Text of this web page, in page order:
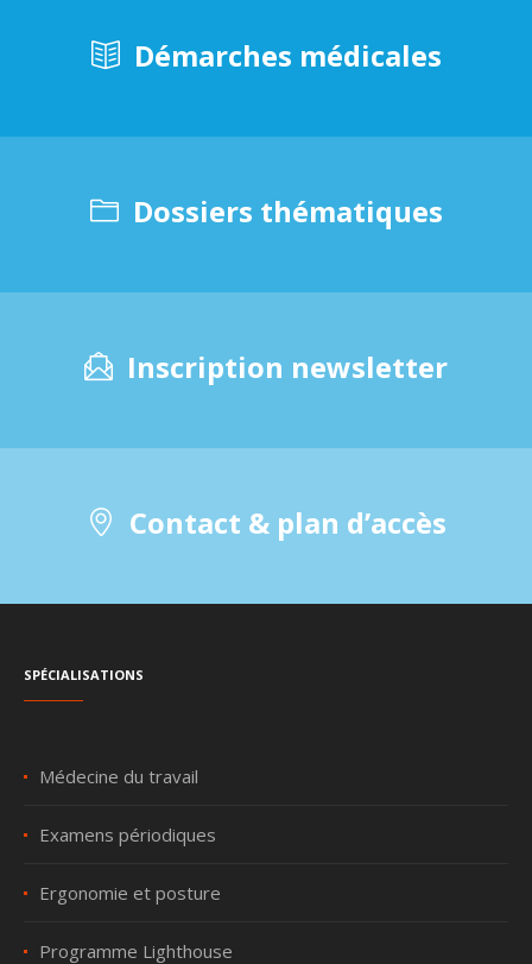
Démarches médicales
Dossiers thématiques
Inscription newsletter
Contact & plan d’accès
Spécialisations
Médecine du travail
Examens périodiques
Ergonomie et posture
Programme Lighthouse